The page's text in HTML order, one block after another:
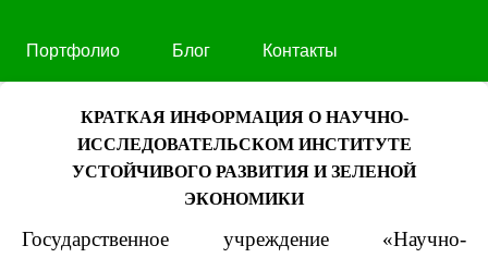
Портфолио Блог Контакты
КРАТКАЯ ИНФОРМАЦИЯ О НАУЧНО-
ИССЛЕДОВАТЕЛЬСКОМ ИНСТИТУТЕ
УСТОЙЧИВОГО РАЗВИТИЯ И ЗЕЛЕНОЙ
ЭКОНОМИКИ
Государственное учреждение «Научно-